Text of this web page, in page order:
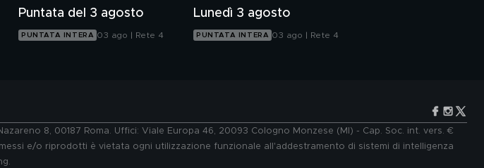
Puntata del 3 agosto
PUNTATA INTERA 03 ago | Rete 4
Lunedì 3 agosto
PUNTATA INTERA 03 ago | Rete 4
8, 00187 Roma. Uffici: Viale Europa 46, 20093 Cologno Monzese (MI) - Cap. Soc. int. vers. €
e/o riprodotti è vietata ogni utilizzazione funzionale all'addestramento di sistemi di intelligenza